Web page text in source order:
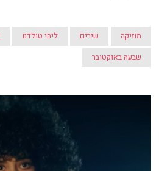
מוזיקה שירים ליהי טולדנו
שבעה באוקטובר